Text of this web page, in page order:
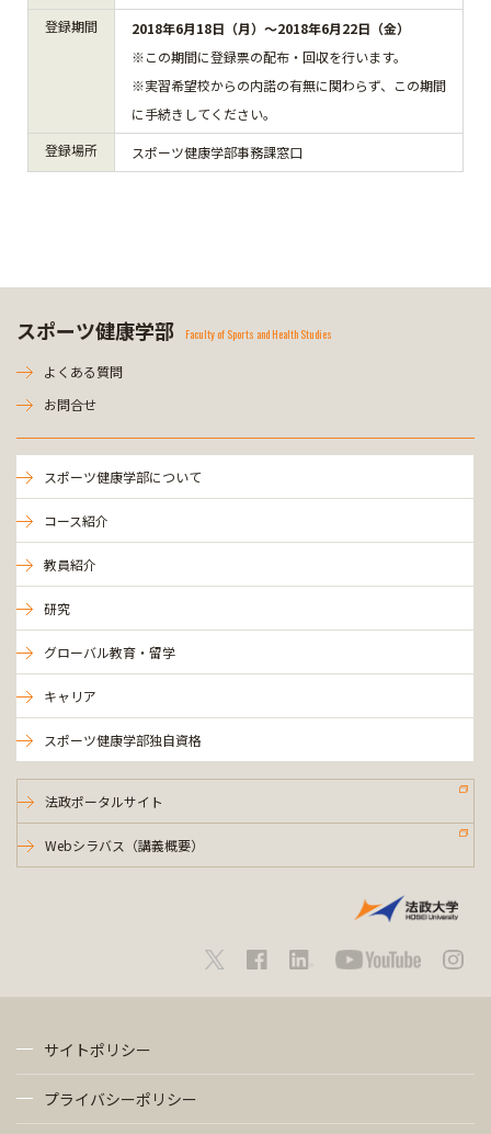
登録期間
2018年6月18日（月）～2018年6月22日（金）
※この期間に登録票の配布・回収を行います。
※実習希望校からの内諾の有無に関わらず、この期間
に手続きしてください。
登録場所
スポーツ健康学部事務課窓口
スポーツ健康学部 Faculty of Sports and Health Studies
よくある質問
お問合せ
スポーツ健康学部について
コース紹介
教員紹介
研究
グローバル教育・留学
キャリア
スポーツ健康学部独自資格
法政ポータルサイト
Webシラバス（講義概要）
サイトポリシー
プライバシーポリシー